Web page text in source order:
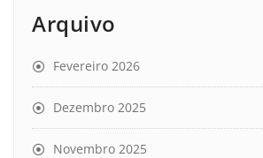
Arquivo
Fevereiro 2026
Dezembro 2025
Novembro 2025